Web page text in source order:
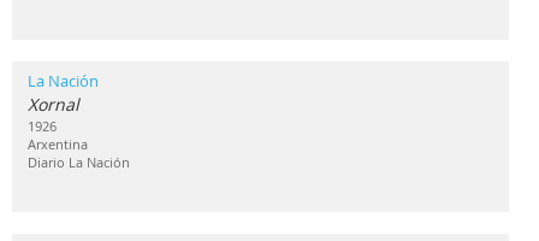
La Nación
Xornal
1926
Arxentina
Diario La Nación